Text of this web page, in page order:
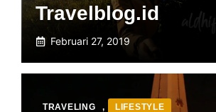
Travelblog.id
Februari 27, 2019
TRAVELING , LIFESTYLE